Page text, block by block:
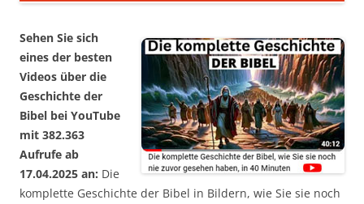
Sehen Sie sich
eines der besten
Videos über die
Geschichte der
Bibel bei YouTube
mit 382.363
Aufrufe ab
17.04.2025 an: Die
komplette Geschichte der Bibel in Bildern, wie Sie sie noch